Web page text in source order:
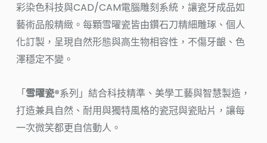
彩染色科技與CAD/CAM電腦雕刻系統，讓瓷牙成品如
藝術品般精緻。每顆雪曜瓷皆由鑽石刀精細雕琢、個人
化訂製，呈現自然形態與高生物相容性，不傷牙齦、色
澤穩定不變。
「雪曜瓷®系列」結合科技精準、美學工藝與智慧製造，
打造兼具自然、耐用與獨特風格的瓷冠與瓷貼片，讓每
一次微笑都更自信動人。